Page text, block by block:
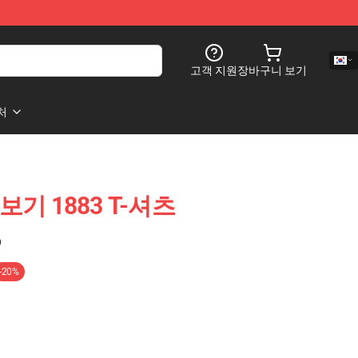
고객 지원장바구니 보기
기 1883 T-셔츠
-20%